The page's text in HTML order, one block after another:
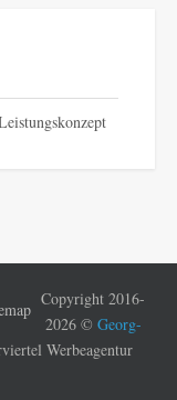
Copyright 2016-
2026 © Georg-
Werbeagentur